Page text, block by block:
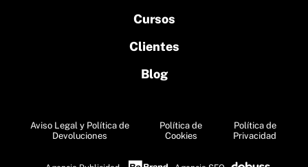
Cursos
Clientes
Blog
Aviso Legal y Política de
Devoluciones
Política de
Cookies
Política de
Privacidad